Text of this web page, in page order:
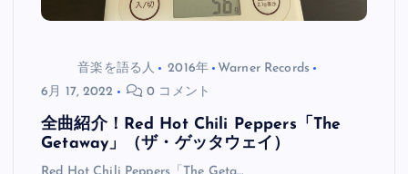
音楽を語る人 2016年
Warner Records
6月 17, 2022
0 コメント
全曲紹介！Red Hot Chili Peppers「The
Getaway」（ザ・ゲッタウェイ）